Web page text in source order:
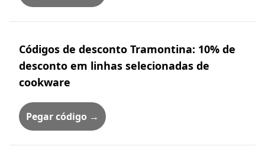
Códigos de desconto Tramontina: 10% de
desconto em linhas selecionadas de
cookware
Pegar código →